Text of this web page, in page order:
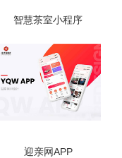
智慧茶室小程序
迎亲网APP